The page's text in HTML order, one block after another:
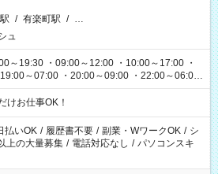
/ 有楽町駅 / …
ュ
～19:30 ・09:00～12:00 ・10:00～17:00 ・
～07:00 ・20:00～09:00 ・22:00～06:00
けお仕事OK！
払いOK / 履歴書不要 / 副業・WワークOK / シ
上の大量募集 / 電話対応なし / パソコンスキ